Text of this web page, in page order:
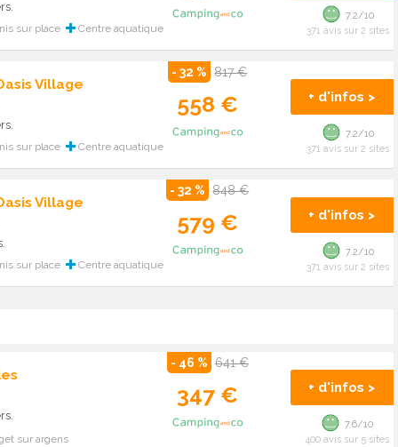
sur place Centre aquatique
7.2/10
371 avis sur 2 sites
Village
sur place Centre aquatique
- 32 % 817 €
558 € + d'infos >
7.2/10
371 avis sur 2 sites
Village
sur place Centre aquatique
- 32 % 848 €
579 € + d'infos >
7.2/10
371 avis sur 2 sites
sur argens
- 46 % 641 €
347 € + d'infos >
7.6/10
400 avis sur 5 sites